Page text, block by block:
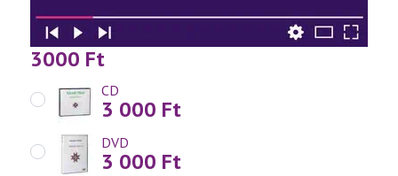
3000 Ft
CD
3 000 Ft
DVD
3 000 Ft